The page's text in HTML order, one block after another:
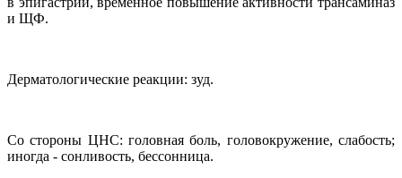
и ЩФ.
Дерматологические реакции: зуд.
Со стороны ЦНС: головная боль, головокружение, слабость;
иногда - сонливость, бессонница.